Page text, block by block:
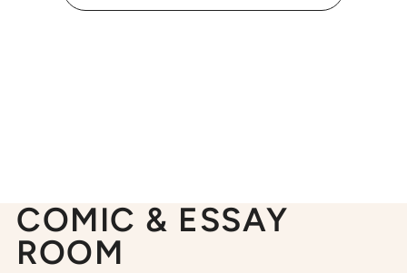
COMIC & ESSAY
ROOM